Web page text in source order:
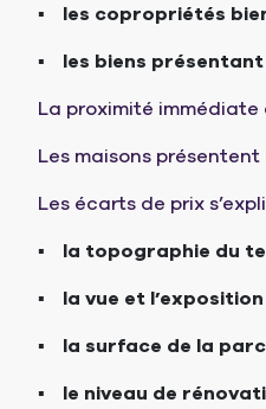
les copropriétés
les biens
La proximité
Les maisons
Les écarts de prix
la topographie du
la vue et l’exposition
la surface de la
le niveau de